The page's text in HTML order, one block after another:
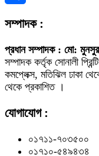
সম্পাদক :
প্রধান সম্পাদক : মো:
সম্পাদক কর্তৃক সোনালী
কমপ্লেক্স, মতিঝিল ঢাকা
থেকে প্রকাশিত ।
যোগাযোগ :
০১৭১১-৭০৩৫০০
০১৭১০-৫৪৯৪৩৪